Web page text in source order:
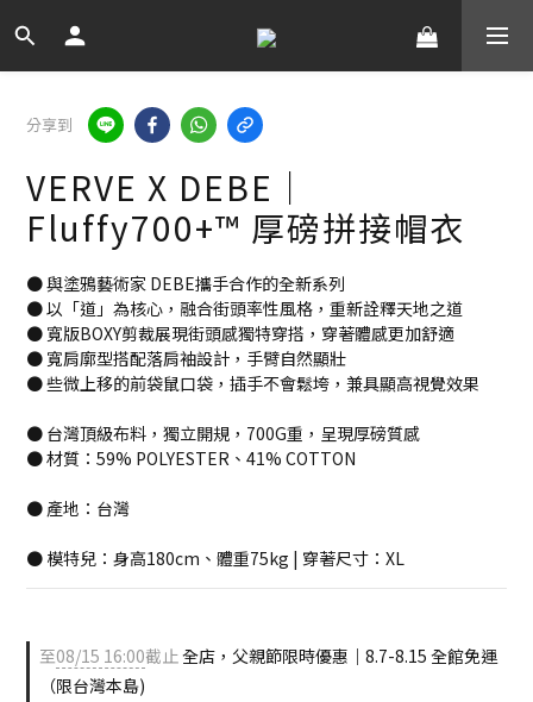
分享到
VERVE X DEBE｜
Fluffy700+™ 厚磅拼接帽衣
● 與塗鴉藝術家 DEBE攜手合作的全新系列
● 以「道」為核心，融合街頭率性風格，重新詮釋天地之道
● 寬版BOXY剪裁展現街頭感獨特穿搭，穿著體感更加舒適
● 寬肩廓型搭配落肩袖設計，手臂自然顯壯
● 些微上移的前袋鼠口袋，插手不會鬆垮，兼具顯高視覺效果
● 台灣頂級布料，獨立開規，700G重，呈現厚磅質感
● 材質：59% POLYESTER、41% COTTON
● 產地：台灣
● 模特兒：身高180cm、體重75kg | 穿著尺寸：XL
至08/15 16:00截止全店，父親節限時優惠｜8.7-8.15 全館免運
（限台灣本島)